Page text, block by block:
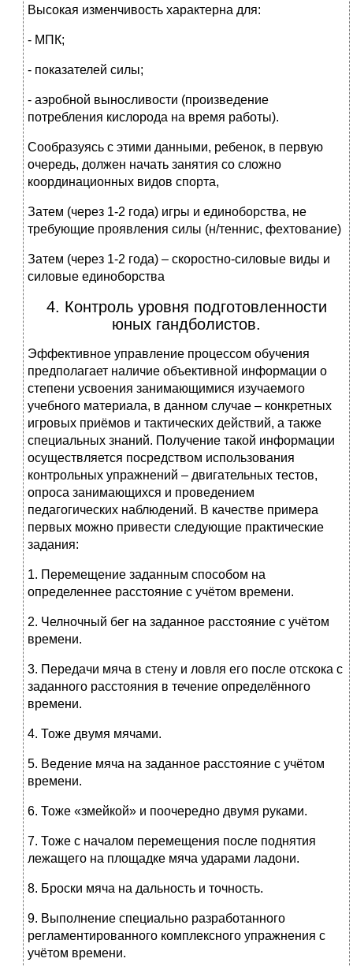
Высокая изменчивость характерна для:
- МПК;
- показателей силы;
- аэробной выносливости (произведение
потребления кислорода на время работы).
Сообразуясь с этими данными, ребенок, в первую
очередь, должен начать занятия со сложно
координационных видов спорта,
Затем (через 1-2 года) игры и единоборства, не
требующие проявления силы (н/теннис, фехтование)
Затем (через 1-2 года) – скоростно-силовые виды и
силовые единоборства
4. Контроль уровня подготовленности
юных гандболистов.
Эффективное управление процессом обучения
предполагает наличие объективной информации о
степени усвоения занимающимися изучаемого
учебного материала, в данном случае – конкретных
игровых приёмов и тактических действий, а также
специальных знаний. Получение такой информации
осуществляется посредством использования
контрольных упражнений – двигательных тестов,
опроса занимающихся и проведением
педагогических наблюдений. В качестве примера
первых можно привести следующие практические
задания:
1. Перемещение заданным способом на
определеннее расстояние с учётом времени.
2. Челночный бег на заданное расстояние с учётом
времени.
3. Передачи мяча в стену и ловля его после отскока с
заданного расстояния в течение определённого
времени.
4. Тоже двумя мячами.
5. Ведение мяча на заданное расстояние с учётом
времени.
6. Тоже «змейкой» и поочередно двумя руками.
7. Тоже с началом перемещения после поднятия
лежащего на площадке мяча ударами ладони.
8. Броски мяча на дальность и точность.
9. Выполнение специально разработанного
регламентированного комплексного упражнения с
учётом времени.